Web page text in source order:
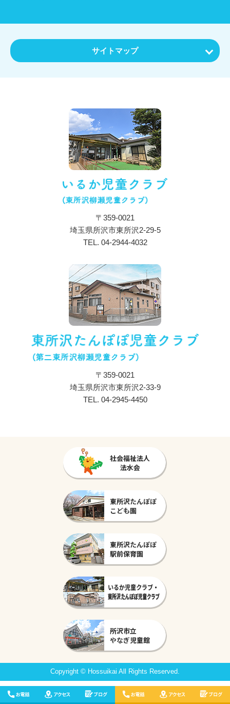
サイトマップ
特色・教育内容
施設について
保育目標・コンセプト
施設・設備紹介
アクセス
プライバシーポリシー
〒359-0021
埼玉県所沢市東所沢2-29-5
TEL. 04-2944-4032
〒359-0021
埼玉県所沢市東所沢2-33-9
TEL. 04-2945-4450
Copyright © Hossuikai All Rights Reserved.